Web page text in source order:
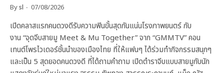
Bysl 07/08/2026
เปิดคลาสแรกคนดวงดีรับความฟินขั้นสุดกันแน่นโรงภาพยนตร์ กับ
งาน “จุดจีบสายมู Meet & Mu Together” จาก “GMMTV” คอน
เทนต์โพรไวเดอร์ชั้นนำของเมืองไทย ที่ให้แฟนๆ ได้ร่วมทำกิจกรรมสนุกๆ
และเป็น 5 สุดยอดคนดวงดี ที่ได้ถามคำถาม เปิดตำราจีบแบบสายมูกับนัก